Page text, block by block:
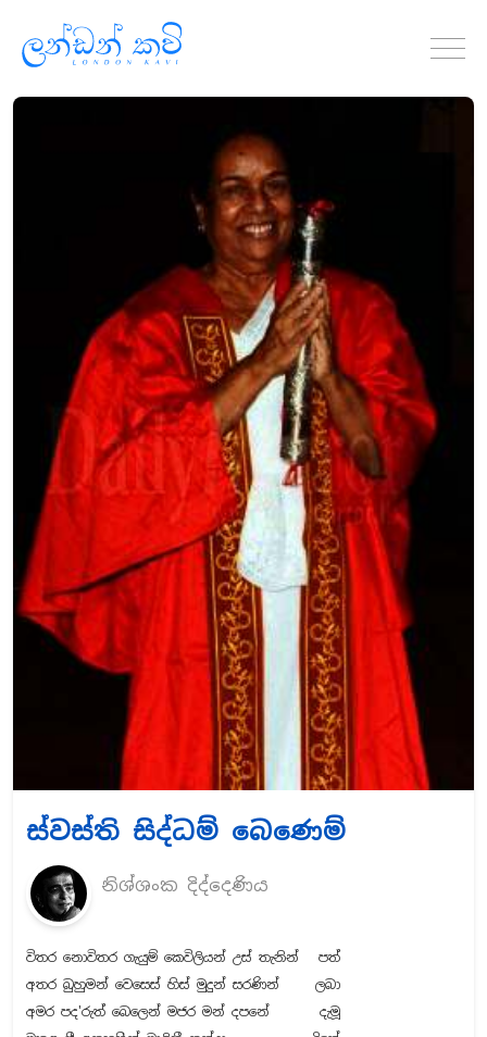
ස්වස්ති සිද්ධම් බෙණෙම්
නිශ්ශංක දිද්දෙණිය
විතර නොවිතර ගැයුම් කෙවිලියන් උස් තැනින්
පත්
අතර බුහුමන් වෙසෙස් හිස් මුදුන් සරණින්
ලබා
අමර පද'රුත් බෙලෙන් මජර මන් දපනේ
දැමූ